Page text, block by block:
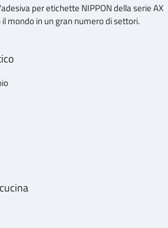
per etichette NIPPON della serie AX
mondo in un gran numero di settori.